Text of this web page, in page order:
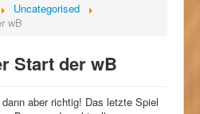
Uncategorised
wB
Start der wB
aber richtig! Das letzte Spiel